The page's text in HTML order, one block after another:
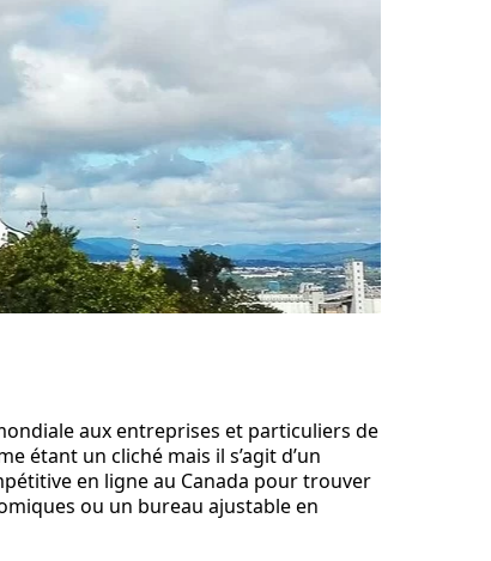
aux entreprises et particuliers de
étant un cliché mais il s’agit d’un
en ligne au Canada pour trouver
ou un bureau ajustable en